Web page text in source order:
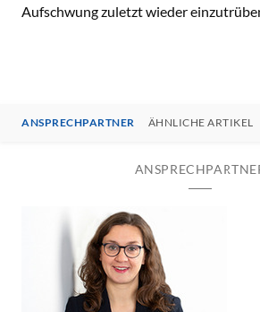
Aufschwung zuletzt wieder
ANSPRECHPARTNER ÄHNLICHE ARTIKEL